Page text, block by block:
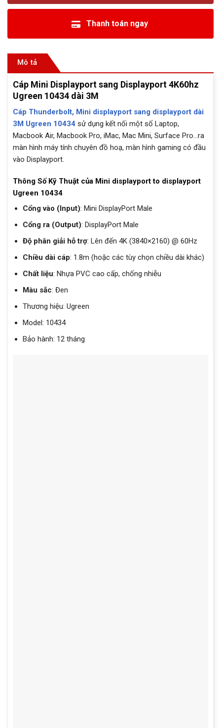
Thanh toán ngay
Mô tả
Cáp Mini Displayport sang Displayport 4K60hz
Ugreen 10434 dài 3M
Cáp Thunderbolt, Mini displayport sang displayport dài
3M Ugreen 10434 sử dụng kết nối một số Laptop,
Macbook Air, Macbook Pro, iMac, Mac Mini, Surface Pro…ra
màn hình máy tính chuyên đồ hoạ, màn hình gaming có đầu
vào Displayport.
Thông Số Kỹ Thuật của Mini displayport to displayport
Ugreen 10434
Cổng vào (Input): Mini DisplayPort Male
Cổng ra (Output): DisplayPort Male
Độ phân giải hỗ trợ: Lên đến 4K (3840×2160) @ 60Hz
Chiều dài cáp: 1.8m (hoặc các tùy chọn chiều dài khác)
Chất liệu: Nhựa PVC cao cấp, chống nhiễu
Màu sắc: Đen
Thương hiệu: Ugreen
Model: 10434
Bảo hành: 12 tháng